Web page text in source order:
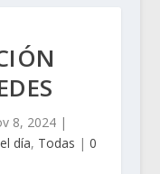
8, 2024 |
día, Todas |0